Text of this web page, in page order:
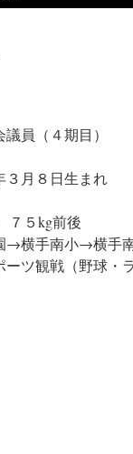
議員（４期目）
３月８日生まれ
７５kg前後
→横手南小→横手
ーツ観戦（野球・